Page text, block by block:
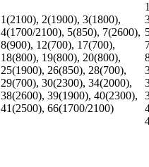
1(2100), 2(1900), 3(1800),
4(1700/2100), 5(850), 7(2600),
8(900), 12(700), 17(700),
18(800), 19(800), 20(800),
25(1900), 26(850), 28(700),
29(700), 30(2300), 34(2000),
38(2600), 39(1900), 40(2300),
41(2500), 66(1700/2100)